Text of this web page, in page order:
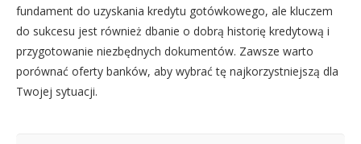
fundament do uzyskania kredytu gotówkowego, ale kluczem
do sukcesu jest również dbanie o dobrą historię kredytową i
przygotowanie niezbędnych dokumentów. Zawsze warto
porównać oferty banków, aby wybrać tę najkorzystniejszą dla
Twojej sytuacji.